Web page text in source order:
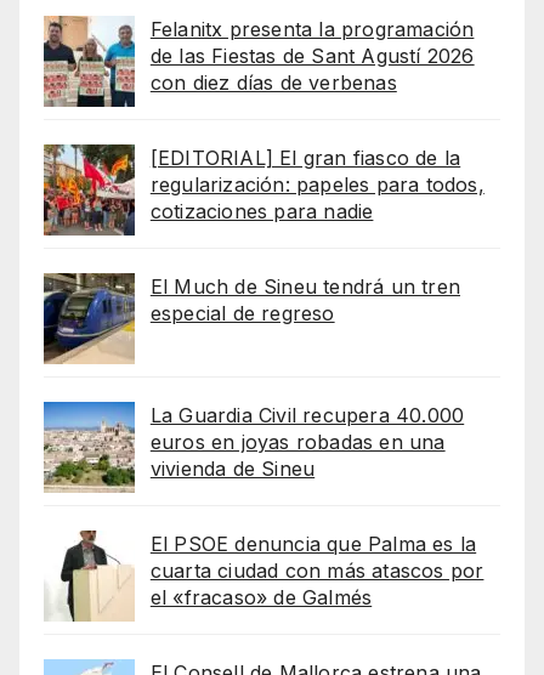
Felanitx presenta la programación
de las Fiestas de Sant Agustí 2026
con diez días de verbenas
[EDITORIAL] El gran fiasco de la
regularización: papeles para todos,
cotizaciones para nadie
El Much de Sineu tendrá un tren
especial de regreso
La Guardia Civil recupera 40.000
euros en joyas robadas en una
vivienda de Sineu
El PSOE denuncia que Palma es la
cuarta ciudad con más atascos por
el «fracaso» de Galmés